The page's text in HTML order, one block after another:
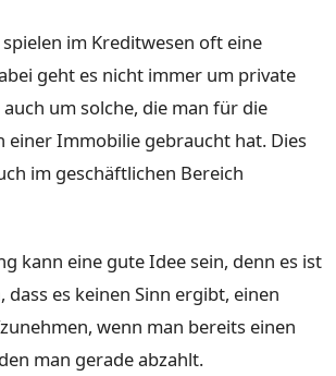
im Kreditwesen oft eine
geht es nicht immer um private
um solche, die man für die
einer Immobilie gebraucht hat. Dies
im geschäftlichen Bereich
kann eine gute Idee sein, denn es ist
dass es keinen Sinn ergibt, einen
wenn man bereits einen
man gerade abzahlt.